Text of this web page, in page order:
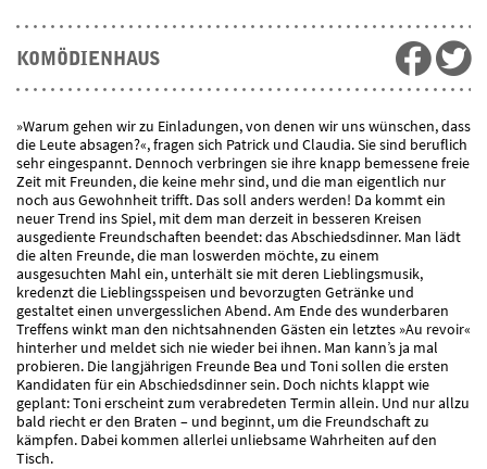
KOMÖDIENHAUS
»Warum gehen wir zu Einladungen, von denen wir uns wünschen, dass
die Leute absagen?«, fragen sich Patrick und Claudia. Sie sind beruflich
sehr eingespannt. Dennoch verbringen sie ihre knapp bemessene freie
Zeit mit Freunden, die keine mehr sind, und die man eigentlich nur
noch aus Gewohnheit trifft. Das soll anders werden! Da kommt ein
neuer Trend ins Spiel, mit dem man derzeit in besseren Kreisen
ausgediente Freundschaften beendet: das Abschiedsdinner. Man lädt
die alten Freunde, die man loswerden möchte, zu einem
ausgesuchten Mahl ein, unterhält sie mit deren Lieblingsmusik,
kredenzt die Lieblingsspeisen und bevorzugten Getränke und
gestaltet einen unvergesslichen Abend. Am Ende des wunderbaren
Treffens winkt man den nichtsahnenden Gästen ein letztes »Au revoir«
hinterher und meldet sich nie wieder bei ihnen. Man kann’s ja mal
probieren. Die langjährigen Freunde Bea und Toni sollen die ersten
Kandidaten für ein Abschiedsdinner sein. Doch nichts klappt wie
geplant: Toni erscheint zum verabredeten Termin allein. Und nur allzu
bald riecht er den Braten – und beginnt, um die Freundschaft zu
kämpfen. Dabei kommen allerlei unliebsame Wahrheiten auf den
Tisch.